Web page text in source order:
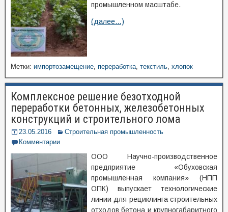
промышленном масштабе.
(далее…)
Метки: импортозамещение, переработка, текстиль, хлопок
Комплексное решение безотходной
переработки бетонных, железобетонных
конструкций и строительного лома
23.05.2016
Строительная промышленность
Комментарии
ООО Научно-производственное
предприятие «Обуховская
промышленная компания» (НПП
ОПК) выпускает технологические
линии для рециклинга строительных
отходов бетона и крупногабаритного